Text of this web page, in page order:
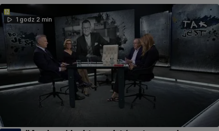
1 godz 2 min